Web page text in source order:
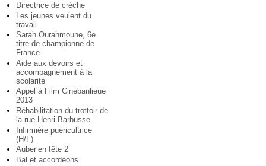
Directrice de crèche
Les jeunes veulent du
travail
Sarah Ourahmoune, 6e
titre de championne de
France
Aide aux devoirs et
accompagnement à la
scolarité
Appel à Film Cinébanlieue
2013
Réhabilitation du trottoir de
la rue Henri Barbusse
Infirmière puéricultrice
(H/F)
Auber’en fête 2
Bal et accordéons